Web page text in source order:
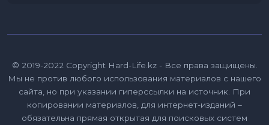
© 2019-2022 Copyright Hard-Life.kz - Все права защищены.
Мы не против любого использования материалов с нашего
сайта, но при указании гиперссылки на источник. При
копировании материалов, для интернет-изданий –
обязательна прямая открытая для поисковых систем